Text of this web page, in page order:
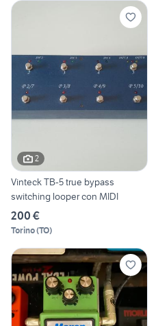
2
Vinteck TB-5 true bypass
switching looper con MIDI
200 €
Torino(TO)